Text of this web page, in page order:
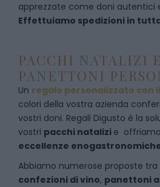
apprezzate come doni autentici
Effettuiamo spedizioni in
PACCHI NATALIZI E
PANETTONI
Un regalo personalizzato con
colori della vostra azienda
vostri doni. Regali Digusto è la
vostri pacchi natalizi e
eccellenze
Abbiamo numerose proposte
confezioni di vino, panettoni